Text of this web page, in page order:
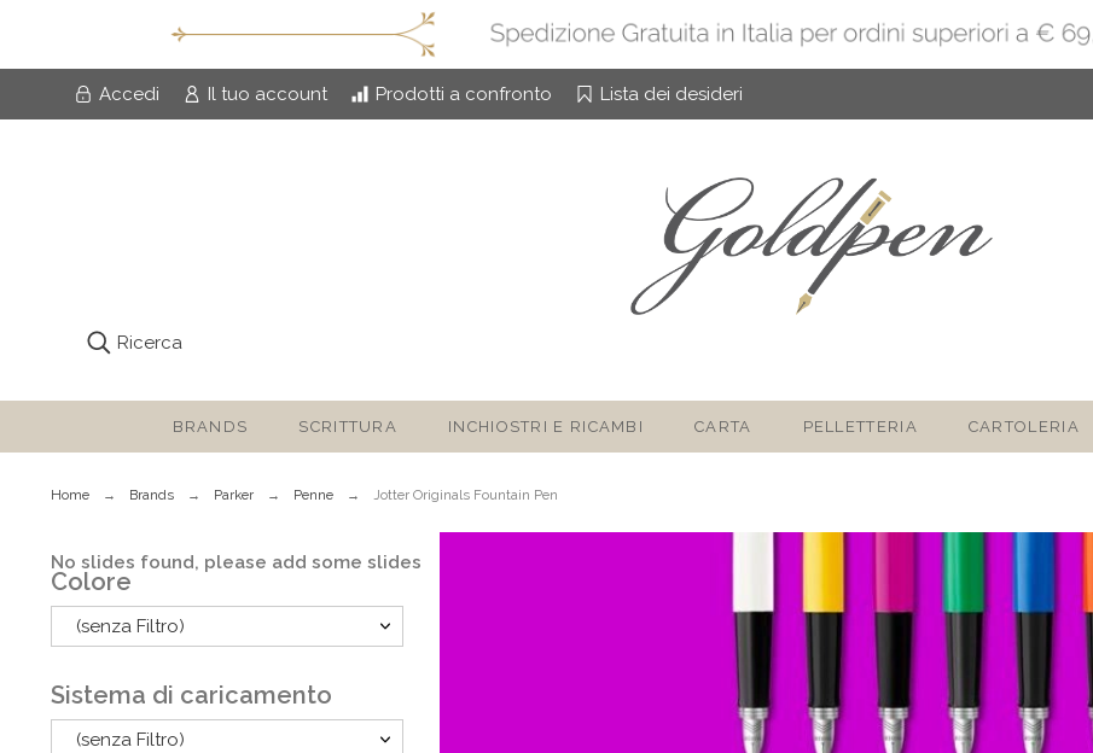
Accedi Il tuo account Prodotti a confronto Lista dei desideri
Ricerca
BRANDS SCRITTURA INCHIOSTRI E RICAMBI CARTA PELLETTERIA CARTOLERIA
No slides found, please add some slides
Home Brands Parker Penne Jotter Originals Fountain Pen
Colore
(senza Filtro)
Sistema di caricamento
(senza Filtro)